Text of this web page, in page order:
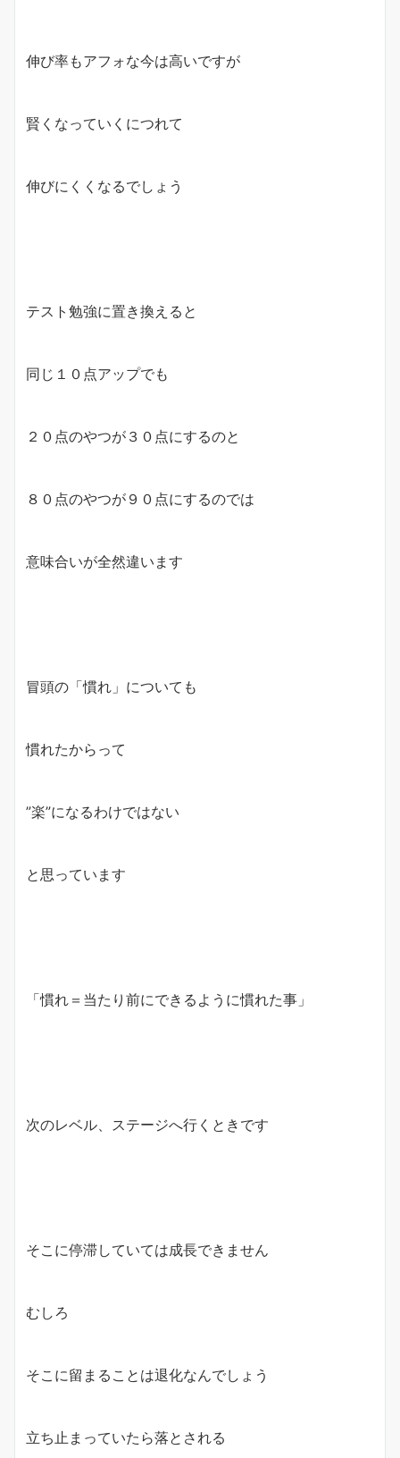
伸び率もアフォな今は高いですが
賢くなっていくにつれて
伸びにくくなるでしょう
テスト勉強に置き換えると
同じ１０点アップでも
２０点のやつが３０点にするのと
８０点のやつが９０点にするのでは
意味合いが全然違います
冒頭の「慣れ」についても
慣れたからって
”楽”になるわけではない
と思っています
「慣れ＝当たり前にできるように慣れた事」
次のレベル、ステージへ行くときです
そこに停滞していては成長できません
むしろ
そこに留まることは退化なんでしょう
立ち止まっていたら落とされる